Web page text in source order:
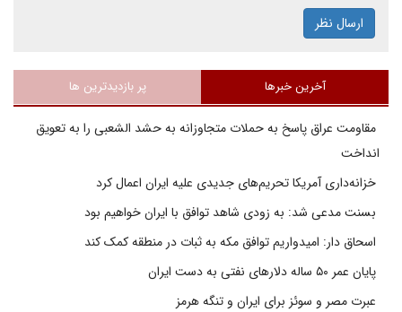
ارسال نظر
آخرین خبرها پر بازدیدترین ها
مقاومت عراق پاسخ به حملات متجاوزانه به حشد الشعبی را به تعویق
انداخت
خزانه‌داری آمریکا تحریم‌های جدیدی علیه ایران اعمال کرد
بسنت مدعی شد: به زودی شاهد توافق با ایران خواهیم بود
اسحاق دار: امیدواریم توافق مکه به ثبات در منطقه کمک کند
پایان عمر ۵۰ ساله دلارهای نفتی به دست ایران
عبرت مصر و سوئز برای ایران و تنگه هرمز